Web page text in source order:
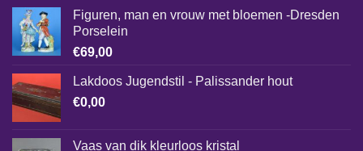
Figuren, man en vrouw met bloemen -Dresden
Porselein
€69,00
Lakdoos Jugendstil - Palissander hout
€0,00
Vaas van dik kleurloos kristal